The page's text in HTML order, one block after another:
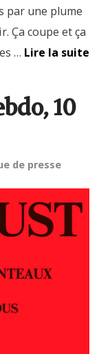
par une plume
Ça coupe et ça
… Lire la suite
10
de presse